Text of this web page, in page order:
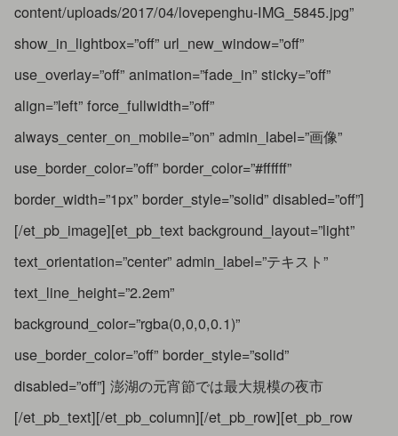
content/uploads/2017/04/lovepenghu-IMG_5845.jpg”
show_in_lightbox=”off” url_new_window=”off”
use_overlay=”off” animation=”fade_in” sticky=”off”
align=”left” force_fullwidth=”off”
always_center_on_mobile=”on” admin_label=”画像”
use_border_color=”off” border_color=”#ffffff”
border_width=”1px” border_style=”solid” disabled=”off”]
[/et_pb_image][et_pb_text background_layout=”light”
text_orientation=”center” admin_label=”テキスト”
text_line_height=”2.2em”
background_color=”rgba(0,0,0,0.1)”
use_border_color=”off” border_style=”solid”
disabled=”off”] 澎湖の元宵節では最大規模の夜市
[/et_pb_text][/et_pb_column][/et_pb_row][et_pb_row